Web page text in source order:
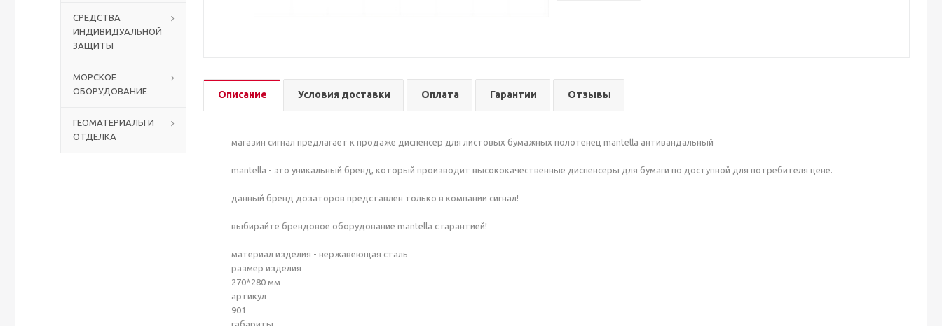
СРЕДСТВА
ИНДИВИДУАЛЬНОЙ
ЗАЩИТЫ
МОРСКОЕ
ОБОРУДОВАНИЕ
ГЕОМАТЕРИАЛЫ И
ОТДЕЛКА
Описание Условия доставки Оплата Гарантии Отзывы
магазин сигнал предлагает к продаже диспенсер для листовых бумажных полотенец mantella антивандальный
mantella - это уникальный бренд, который производит высококачественные диспенсеры для бумаги по доступной для потребителя цене.
данный бренд дозаторов представлен только в компании сигнал!
выбирайте брендовое оборудование mantella с гарантией!
материал изделия - нержавеющая сталь
размер изделия
270*280 мм
артикул
901
Столы с лавками
Биометрические терминалы
Аккумуляторы аккумуляторные батареи для ИБП